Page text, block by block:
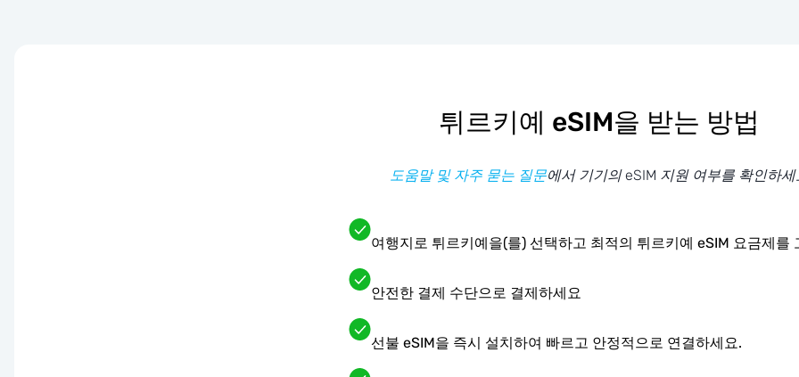
튀르키예 eSIM을 받는 방법
도움말 및 자주 묻는 질문에서 기기의 eSIM 지원 여부를 확인하세
여행지로 튀르키예을(를) 선택하고 최적의 튀르키예 eSIM 요금제를
안전한 결제 수단으로 결제하세요
선불 eSIM을 즉시 설치하여 빠르고 안정적으로 연결하세요.